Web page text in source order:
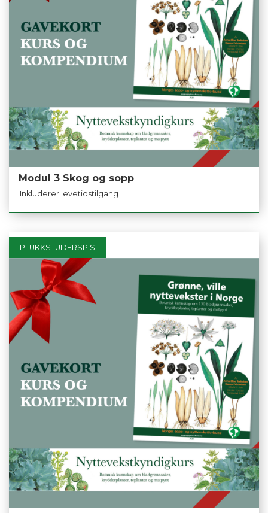
Modul 3 Skog og sopp
Inkluderer levetidstilgang
PLUKKSTUDERSPIS